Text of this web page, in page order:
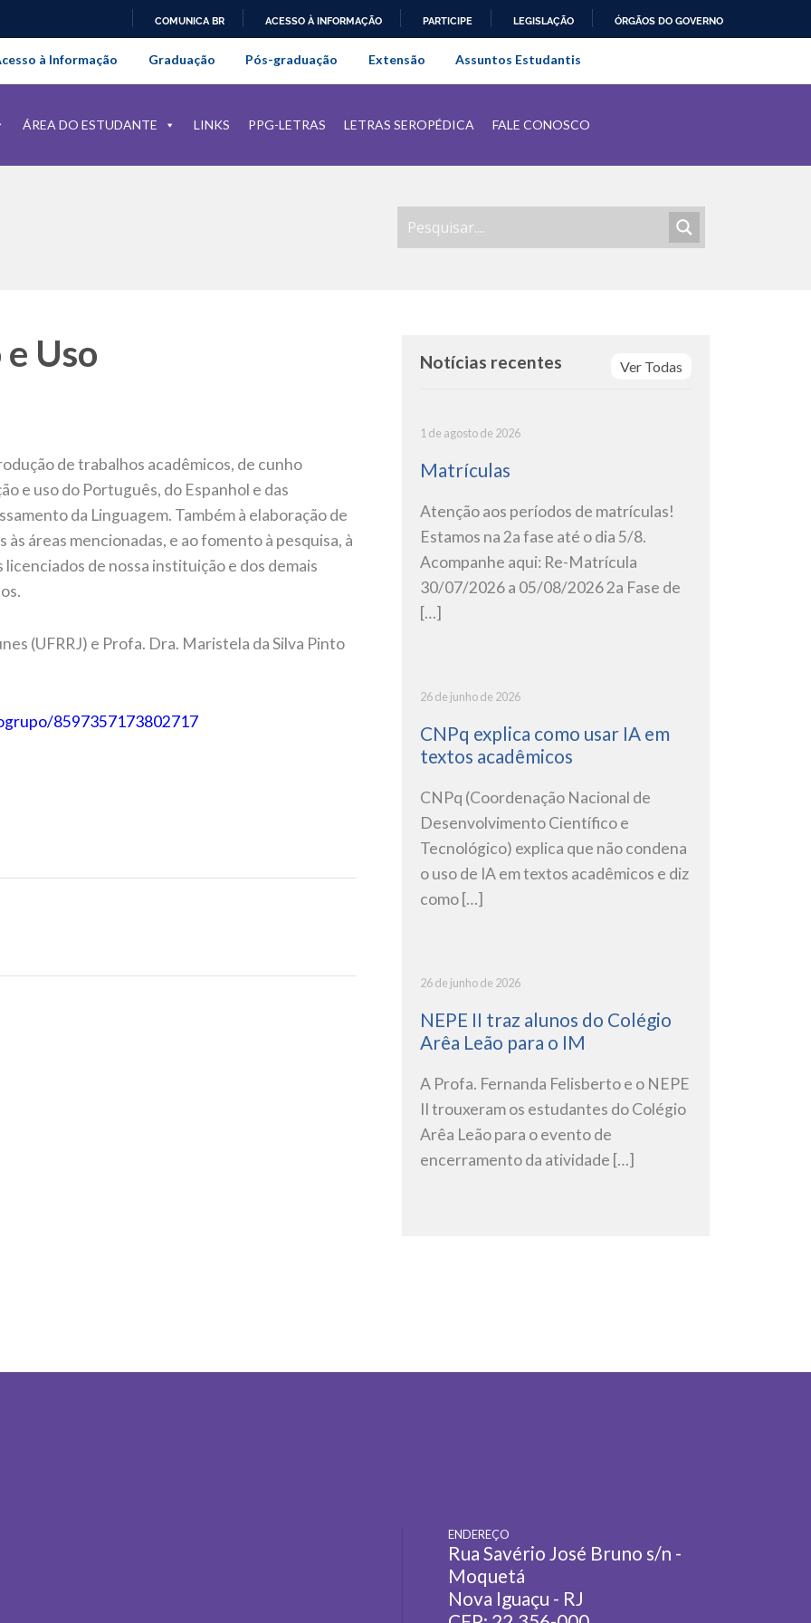
PARA
O
COMUNICA BR ACESSO À INFORMAÇÃO PARTICIPE LEGISLAÇÃO ÓRGÃOS DO GOVERNO
da Universidade Federal Rural do Rio de Janeiro
à Informação Graduação Pós-graduação Extensão Assuntos Estudantis
ÁREA DO ESTUDANTE LINKS PPG-LETRAS LETRAS SEROPÉDICA FALE CONOSCO
Uso
de trabalhos acadêmicos, de cunho
e uso do Português, do Espanhol e das
da Linguagem. Também à elaboração de
áreas mencionadas, e ao fomento à pesquisa, à
de nossa instituição e dos demais
(UFRRJ) e Profa. Dra. Maristela da Silva Pinto
8597357173802717
Ver Todas
Notícias recentes
1 de agosto de 2026
Matrículas
Atenção aos períodos de matrículas!
Estamos na 2a fase até o dia 5/8.
Acompanhe aqui: Re-Matrícula
30/07/2026 a 05/08/2026 2a Fase de
[…]
26 de junho de 2026
CNPq explica como usar IA em
textos acadêmicos
CNPq (Coordenação Nacional de
Desenvolvimento Científico e
Tecnológico) explica que não condena
o uso de IA em textos acadêmicos e diz
como […]
26 de junho de 2026
NEPE II traz alunos do Colégio
Arêa Leão para o IM
A Profa. Fernanda Felisberto e o NEPE
II trouxeram os estudantes do Colégio
Arêa Leão para o evento de
encerramento da atividade […]
ENDEREÇO
Rua Savério José Bruno s/n -
Moquetá
Nova Iguaçu - RJ